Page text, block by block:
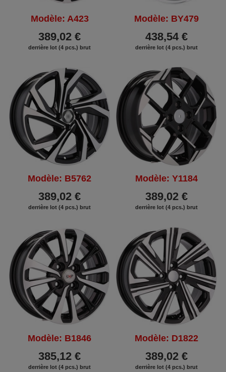
Modèle: A423
389,02 €
derrière lot (4 pcs.) brut
Modèle: BY479
438,54 €
derrière lot (4 pcs.) brut
Modèle: B5762
389,02 €
derrière lot (4 pcs.) brut
Modèle: Y1184
389,02 €
derrière lot (4 pcs.) brut
Modèle: B1846
385,12 €
derrière lot (4 pcs.) brut
Modèle: D1822
389,02 €
derrière lot (4 pcs.) brut